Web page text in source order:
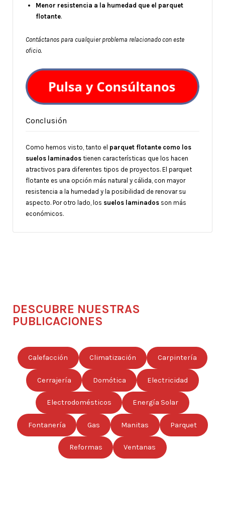
Menor resistencia a la humedad que el parquet
flotante.
Contáctanos para cualquier problema relacionado con este
oficio.
Conclusión
Como hemos visto, tanto el parquet flotante como los
suelos laminados tienen características que los hacen
atractivos para diferentes tipos de proyectos. El parquet
flotante es una opción más natural y cálida, con mayor
resistencia a la humedad y la posibilidad de renovar su
aspecto. Por otro lado, los suelos laminados son más
económicos.
DESCUBRE NUESTRAS
PUBLICACIONES
Calefacción Climatización Carpintería
Cerrajería Domótica Electricidad
Electrodomésticos Energía Solar
Fontanería Gas Manitas Parquet
Reformas Ventanas